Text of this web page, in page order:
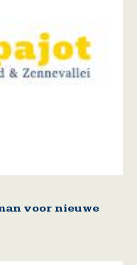
voor nieuwe